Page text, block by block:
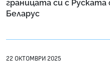
границата си с Руската
Беларус
22 ОКТОМВРИ 2025